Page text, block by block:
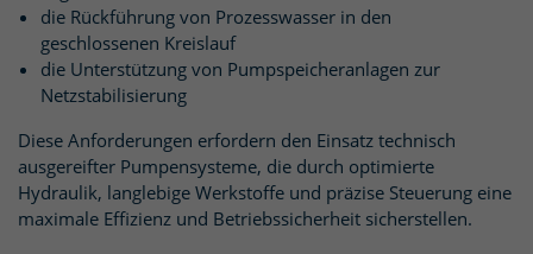
die Rückführung von Prozesswasser in den
geschlossenen Kreislauf
die Unterstützung von Pumpspeicheranlagen zur
Netzstabilisierung
Diese Anforderungen erfordern den Einsatz technisch
ausgereifter Pumpensysteme, die durch optimierte
Hydraulik, langlebige Werkstoffe und präzise Steuerung eine
maximale Effizienz und Betriebssicherheit sicherstellen.